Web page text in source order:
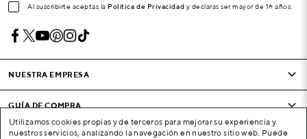
Al suscribirte aceptas la Política de Privacidad y declaras ser mayor de 16 años.
NUESTRA EMPRESA
GUÍA DE COMPRA
CONDICIONES Y EMPRESA
Utilizamos cookies propias y de terceros para mejorar su experiencia y
nuestros servicios, analizando la navegación en nuestro sitio web. Puede